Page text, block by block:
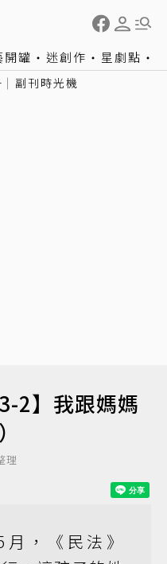
開罐 迷創作 星劇點
副刊時光機
2】我跟媽媽
理
，《民法》